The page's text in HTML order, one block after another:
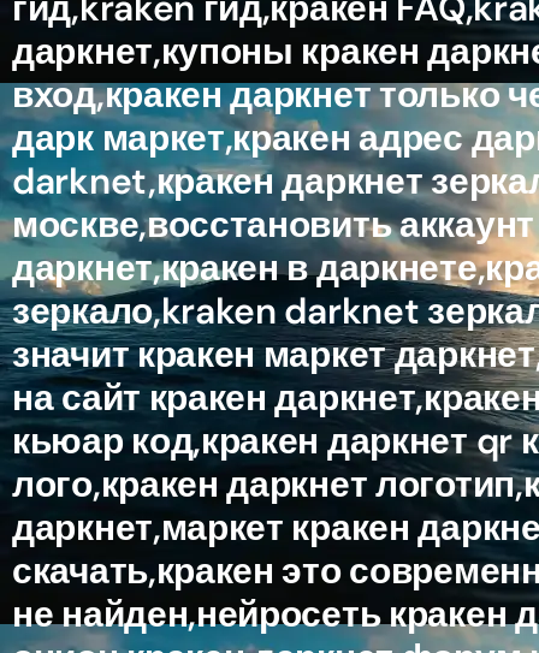
даркнет,купоны кракен
вход,кракен даркнет только
дарк маркет,кракен адрес
darknet,кракен даркнет
москве,восстановить
даркнет,кракен в
зеркало,kraken darknet
значит кракен маркет
на сайт кракен
кьюар код,кракен даркнет qr
лого,кракен даркнет
даркнет,маркет кракен
скачать,кракен это
не найден,нейросеть кракен